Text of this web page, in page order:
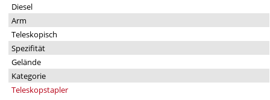
Diesel
Arm
Teleskopisch
Spezifität
Gelände
Kategorie
Teleskopstapler